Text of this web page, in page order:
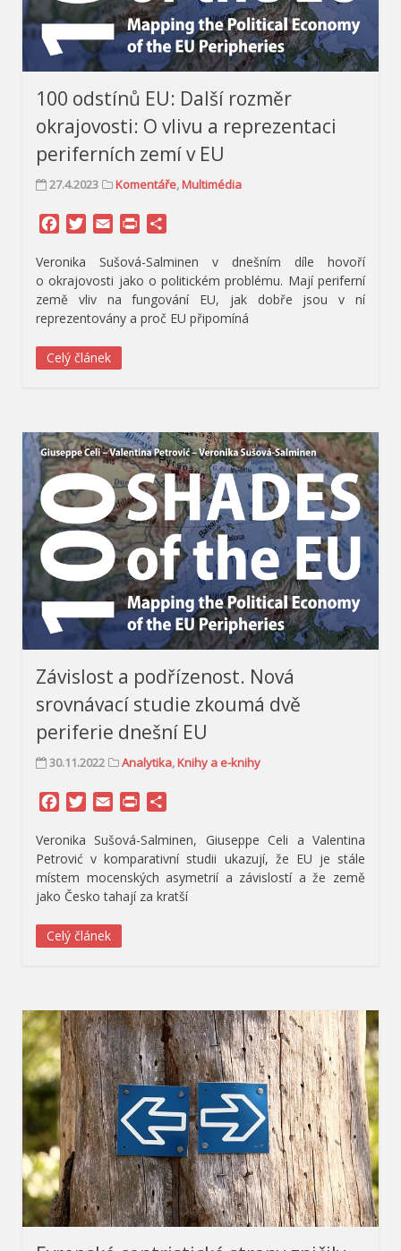
100 odstínů EU: Další rozměr
okrajovosti: O vlivu a reprezentaci
periferních zemí v EU
27.4.2023 Komentáře,Multimédia
Facebook
Twitter
Email Print
Veronika Sušová-Salminen v dnešním díle hovoří
o okrajovosti jako o politickém problému. Mají periferní
země vliv na fungování EU, jak dobře jsou v ní
reprezentovány a proč EU připomíná
Celý článek
Závislost a podřízenost. Nová
srovnávací studie zkoumá dvě
periferie dnešní EU
30.11.2022 Analytika,Knihy a e-knihy
Facebook
Twitter
Email Print
Veronika Sušová-Salminen, Giuseppe Celi a Valentina
Petrović v komparativní studii ukazují, že EU je stále
místem mocenských asymetrií a závislostí a že země
jako Česko tahají za kratší
Celý článek